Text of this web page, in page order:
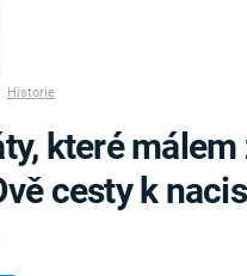
VETŘELCI DÁVNOVĚKU
Historie
které
cesty k